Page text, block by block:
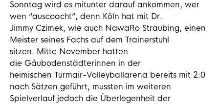
Sonntag wird es mitunter darauf ankommen, wer
wen “auscoacht”, denn Köln hat mit Dr.
Jimmy Czimek, wie auch NawaRo Straubing, einen
Meister seines Fachs auf dem Trainerstuhl
sitzen. Mitte November hatten
die Gäubodenstädterinnen in der
heimischen Turmair-Volleyballarena bereits mit 2:0
nach Sätzen geführt, mussten im weiteren
Spielverlauf jedoch die Überlegenheit der